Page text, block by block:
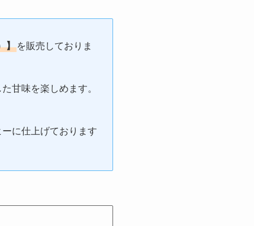
】 を販売しておりま
甘味を楽しめます。
に仕上げております